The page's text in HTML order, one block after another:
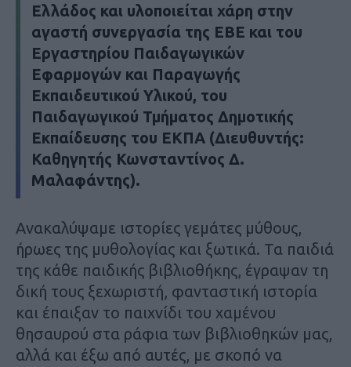
Ελλάδος και υλοποιείται χάρη στην
αγαστή συνεργασία της ΕΒΕ και του
Εργαστηρίου Παιδαγωγικών
Εφαρμογών και Παραγωγής
Εκπαιδευτικού Υλικού, του
Παιδαγωγικού Τμήματος Δημοτικής
Εκπαίδευσης του ΕΚΠΑ (Διευθυντής:
Καθηγητής Κωνσταντίνος Δ.
Μαλαφάντης).
Ανακαλύψαμε ιστορίες γεμάτες μύθους,
ήρωες της μυθολογίας και ξωτικά. Τα παιδιά
της κάθε παιδικής βιβλιοθήκης, έγραψαν τη
δική τους ξεχωριστή, φανταστική ιστορία
και έπαιξαν το παιχνίδι του χαμένου
θησαυρού στα ράφια των βιβλιοθηκών μας,
αλλά και έξω από αυτές, με σκοπό να